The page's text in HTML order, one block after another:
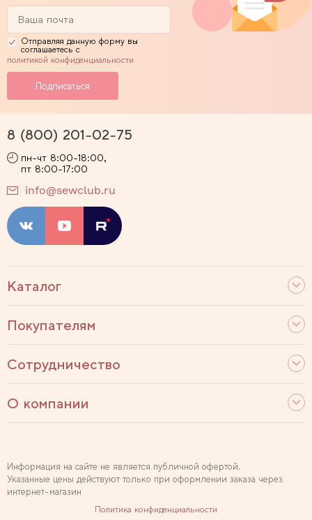
Отправляя данную форму вы
соглашаетесь с
политикой конфиденциальности
Каталог
Покупателям
Сотрудничество
О компании
8 (800) 201-02-75
пн-чт 8:00-18:00,
пт 8:00-17:00
info@sewclub.ru
Информация на сайте не является публичной офертой.
Указанные цены действуют только при оформлении заказа через
интернет-магазин
Политика конфиденциальности